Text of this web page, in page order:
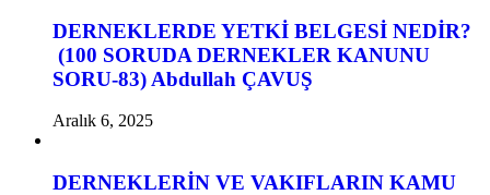
DERNEKLERDE YETKİ BELGESİ NEDİR?
(100 SORUDA DERNEKLER KANUNU
SORU-83) Abdullah ÇAVUŞ
Aralık 6, 2025
DERNEKLERİN VE VAKIFLARIN KAMU